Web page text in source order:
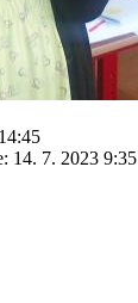
14. 7. 2023 9:35